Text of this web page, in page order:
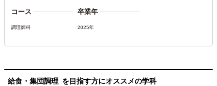
コース
調理師科
卒業年
2025年
給食・集団調理 を目指す方にオススメの学科